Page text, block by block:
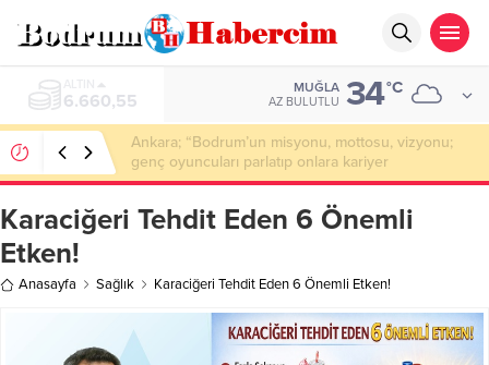
6.660,55
MUĞLA
AZ BULUTLU 34°C
Ankara; “Bodrum’un misyonu, mottosu, vizyonu;
genç oyuncuları parlatıp onlara kariyer
kazandırmak”
Karaciğeri Tehdit Eden 6 Önemli
Etken!
Anasayfa Sağlık Karaciğeri Tehdit Eden 6 Önemli Etken!